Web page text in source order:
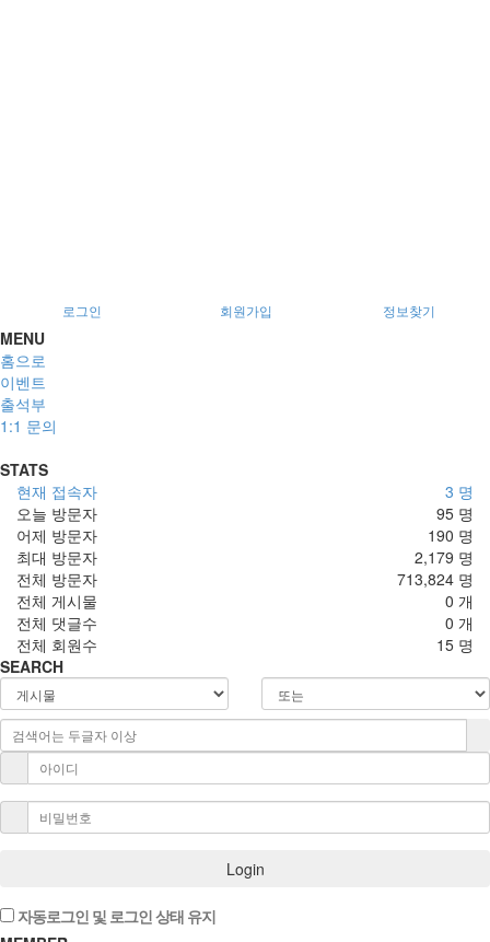
로그인 회원가입 정보찾기
MENU
홈으로
이벤트
출석부
1:1 문의
STATS
3 명
현재 접속자
95 명
오늘 방문자
190 명
어제 방문자
2,179 명
최대 방문자
713,824 명
전체 방문자
0 개
전체 게시물
0 개
전체 댓글수
15 명
전체 회원수
SEARCH
Login
자동로그인 및 로그인 상태 유지